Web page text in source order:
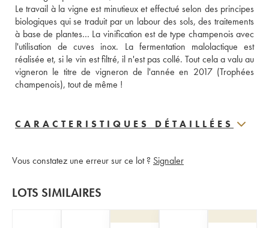
Le travail à la vigne est minutieux et effectué selon des principes
biologiques qui se traduit par un labour des sols, des traitements
à base de plantes… La vinification est de type champenois avec
l'utilisation de cuves inox. La fermentation malolactique est
réalisée et, si le vin est filtré, il n'est pas collé. Tout cela a valu au
vigneron le titre de vigneron de l'année en 2017 (Trophées
champenois), tout de même !
CARACTERISTIQUES DÉTAILLÉES
Vous constatez une erreur sur ce lot ? Signaler
LOTS SIMILAIRES